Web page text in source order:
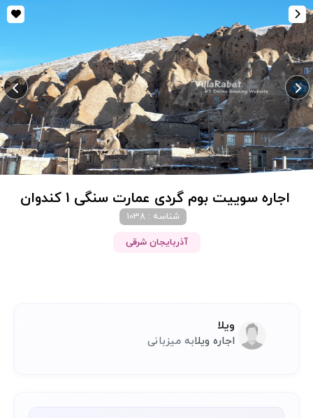
اجاره سوییت بوم گردی عمارت سنگی 1 کندوان
شناسه : 1038
آذربایجان شرقی
ویلا
اجاره ویلابه میزبانی